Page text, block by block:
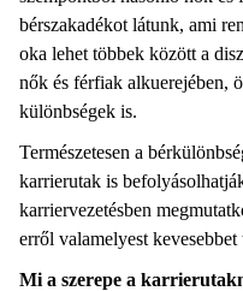
bérszakadékot látunk, ami
oka lehet többek között a
nők és férfiak alkuerejében,
különbségek is.
Természetesen a
karrierutak is
karriervezetésben
erről valamelyest
Mi a szerepe a